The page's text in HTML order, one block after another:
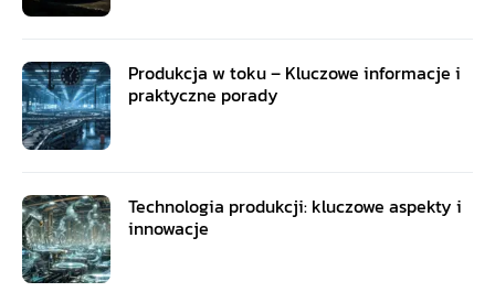
Produkcja w toku – Kluczowe informacje i
praktyczne porady
Technologia produkcji: kluczowe aspekty i
innowacje